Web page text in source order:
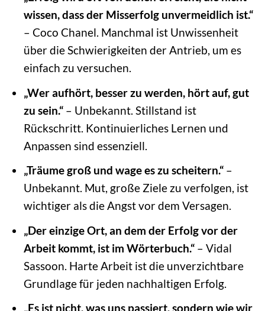
wissen, dass der Misserfolg unvermeidlich ist.“
– Coco Chanel. Manchmal ist Unwissenheit
über die Schwierigkeiten der Antrieb, um es
einfach zu versuchen.
„Wer aufhört, besser zu werden, hört auf, gut
zu sein.“– Unbekannt. Stillstand ist
Rückschritt. Kontinuierliches Lernen und
Anpassen sind essenziell.
„Träume groß und wage es zu scheitern.“–
Unbekannt. Mut, große Ziele zu verfolgen, ist
wichtiger als die Angst vor dem Versagen.
„Der einzige Ort, an dem der Erfolg vor der
Arbeit kommt, ist im Wörterbuch.“– Vidal
Sassoon. Harte Arbeit ist die unverzichtbare
Grundlage für jeden nachhaltigen Erfolg.
„Es ist nicht, was uns passiert, sondern wie wir